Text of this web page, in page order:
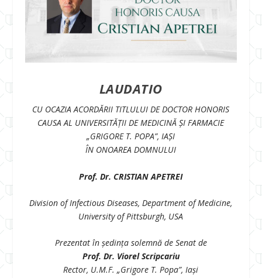
LAUDATIO
CU OCAZIA ACORDĂRII TITLULUI DE DOCTOR HONORIS
CAUSA AL UNIVERSITĂŢII DE MEDICINĂ ŞI FARMACIE
„GRIGORE T. POPA”, IAȘI
ÎN ONOAREA DOMNULUI
Prof. Dr. CRISTIAN APETREI
Division of Infectious Diseases, Department of Medicine,
University of Pittsburgh, USA
Prezentat în ședința solemnă de Senat de
Prof. Dr. Viorel Scripcariu
Rector, U.M.F. „Grigore T. Popa”, Iași